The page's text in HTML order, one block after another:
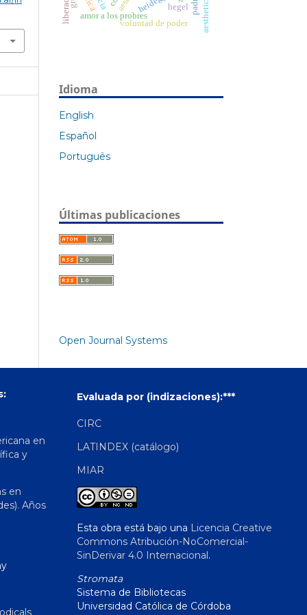
hegel
amor a los probres
voluntad de poder
Idioma
English
Español
Português
Últimas publicaciones
Open Journal Systems
en
y
en
Años
Evaluada por (indizaciones):***
CIRC
LATINDEX (catálogo)
MIAR
Esta obra está bajo una Licencia Creative
Commons Atribución-NoComercial-
SinDerivar 4.0 Internacional.
Stromata
Sistema de Bibliotecas
Universidad Católica de Córdoba